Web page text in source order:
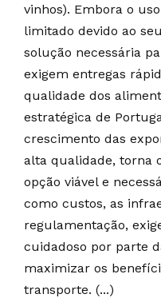
vinhos). Embora o
limitado devido ao
solução necessária
exigem entregas
qualidade dos
estratégica de
crescimento das
alta qualidade, torna
opção viável e
como custos, as
regulamentação,
cuidadoso por parte
maximizar os
transporte. (...)